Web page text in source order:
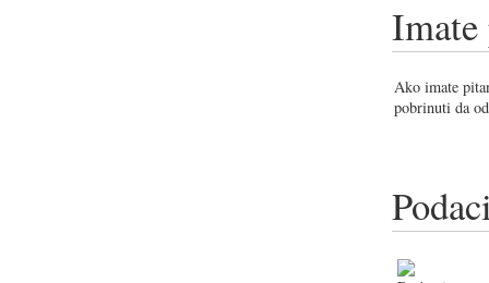
Imate
Ako imate
pobrinuti da